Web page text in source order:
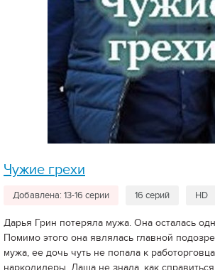
Чужие грехи
Добавлена: 13-16 серии 16 серий HD
Дарья Грин потеряла мужа. Она осталась
Помимо этого она являлась главной
мужа, ее дочь чуть не попала к
наркодилеры. Даша не знала, как